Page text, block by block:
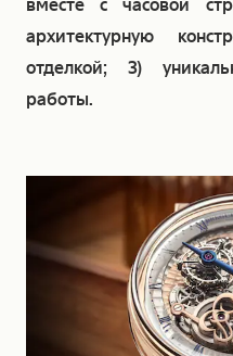
архитектурную
отделкой; 3)
работы.